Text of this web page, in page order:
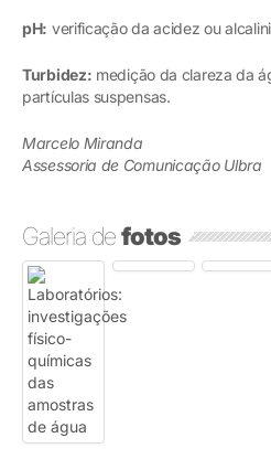
pH: verificação da acidez ou
Turbidez: medição da clareza da
partículas suspensas.
Marcelo Miranda
Assessoria de Comunicação Ulbra
Galeria defotos